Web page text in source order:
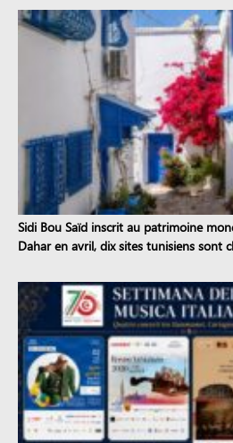
Sidi Bou Saïd inscrit au patrimoine
Dahar en avril, dix sites tunisiens sont